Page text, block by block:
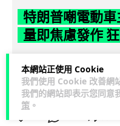
本網站正使用 Cookie
我們使用 Cookie 改善網
我們的網站即表示您同意
策 。
特朗普嘲電動
量即焦慮發作
程焦慮病」，聲稱電量剩
制令。惟專業車媒隨即反